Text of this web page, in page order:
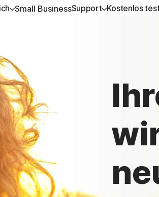
ABONNEMENTS
Advanced
Premium
Deluxe
Standard
Norton
Norton
und Services
Small BusinessSupport
Premium-Services
Kostenlos